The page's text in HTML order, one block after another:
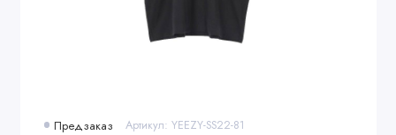
Предзаказ Артикул: YEEZY-SS22-81